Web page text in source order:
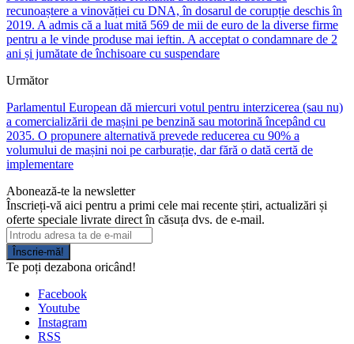
recunoaștere a vinovăției cu DNA, în dosarul de corupție deschis în
2019. A admis că a luat mită 569 de mii de euro de la diverse firme
pentru a le vinde produse mai ieftin. A acceptat o condamnare de 2
ani și jumătate de închisoare cu suspendare
Următor
Parlamentul European dă miercuri votul pentru interzicerea (sau nu)
a comercializării de mașini pe benzină sau motorină începând cu
2035. O propunere alternativă prevede reducerea cu 90% a
volumului de mașini noi pe carburație, dar fără o dată certă de
implementare
Abonează-te la newsletter
Înscrieți-vă aici pentru a primi cele mai recente știri, actualizări și
oferte speciale livrate direct în căsuța dvs. de e-mail.
Înscrie-mă!
Te poți dezabona oricând!
Facebook
Youtube
Instagram
RSS